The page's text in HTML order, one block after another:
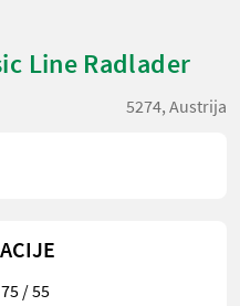
Line Radlader
5274, Austrija
75 / 55